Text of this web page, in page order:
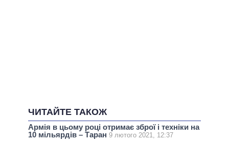
ЧИТАЙТЕ ТАКОЖ
Армія в цьому році отримає зброї і техніки на
10 мільярдів – Таран 9 лютого 2021, 12:37